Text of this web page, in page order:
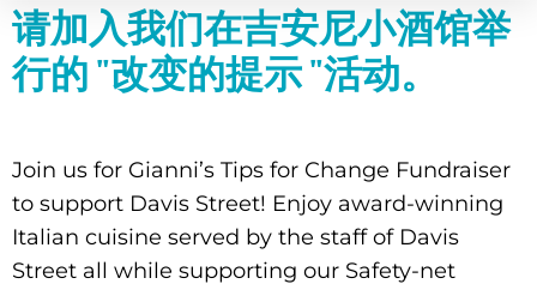
我们是谁
加入我们
探索
请加入我们在吉安尼小酒馆举
行的 "改变的提示 "活动。
Join us for Gianni’s Tips for Change Fundraiser
to support Davis Street! Enjoy award-winning
Italian cuisine served by the staff of Davis
Street all while supporting our Safety-net